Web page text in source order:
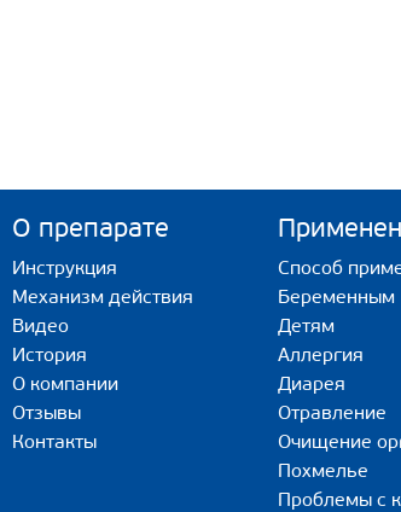
О препарате
Инструкция
Механизм действия
Видео
История
О компании
Отзывы
Контакты
Способ
Беременным
Детям
Аллергия
Диарея
Отравление
Очищение
Похмелье
Проблемы с